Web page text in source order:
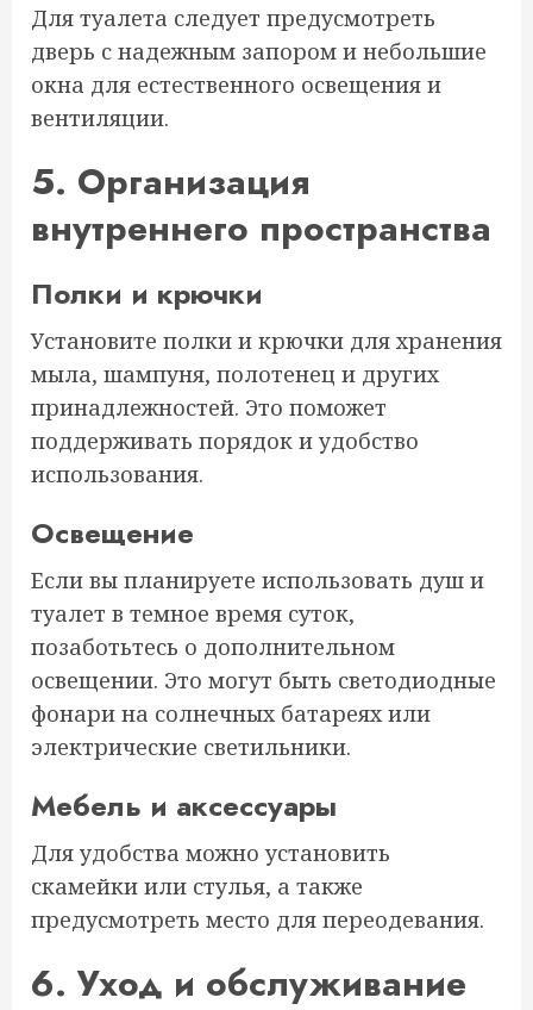
Для туалета следует предусмотреть
дверь с надежным запором и небольшие
окна для естественного освещения и
вентиляции.
5. Организация
внутреннего пространства
Полки и крючки
Установите полки и крючки для хранения
мыла, шампуня, полотенец и других
принадлежностей. Это поможет
поддерживать порядок и удобство
использования.
Освещение
Если вы планируете использовать душ и
туалет в темное время суток,
позаботьтесь о дополнительном
освещении. Это могут быть светодиодные
фонари на солнечных батареях или
электрические светильники.
Мебель и аксессуары
Для удобства можно установить
скамейки или стулья, а также
предусмотреть место для переодевания.
6. Уход и обслуживание